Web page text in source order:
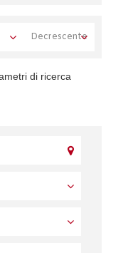
di ricerca